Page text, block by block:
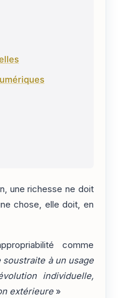
une richesse ne doit
chose, elle doit, en
comme
soustraite à un usage
individuelle,
extérieure»